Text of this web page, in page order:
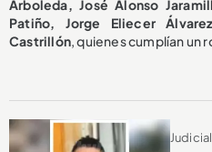
Arboleda, José Alonso
Patiño, Jorge Eliecer
Castrillón, quienes cumplían un
Judicial